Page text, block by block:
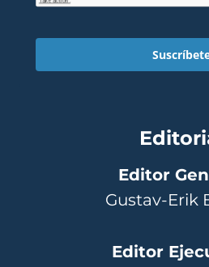
Editor
Gustav-Erik
Editor